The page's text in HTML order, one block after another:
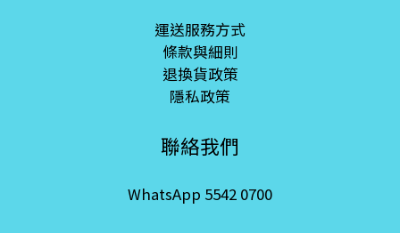
運送服務方式
條款與細則
退換貨政策
隱私政策
聯絡我們
WhatsApp 5542 0700